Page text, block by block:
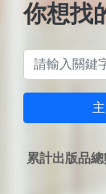
你想找
累計出版品